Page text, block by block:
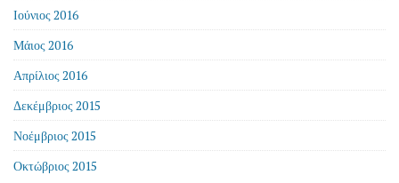
Ιούνιος 2016
Μάιος 2016
Απρίλιος 2016
Δεκέμβριος 2015
Νοέμβριος 2015
Οκτώβριος 2015